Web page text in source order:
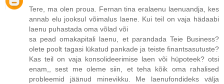
Tere, ma olen proua. Fernan tina eralaenu laenuandja, kes
annab elu jooksul võimalus laene. Kui teil on vaja hädaabi
laenu puhastada oma võlad või
sa pead omakapitali laenu, et parandada Teie Business?
olete poolt tagasi lükatud pankade ja teiste finantsasutuste?
Kas teil on vaja konsolideerimise laen või hüpoteek? otsi
enam,, sest me oleme siin, et teha kõik oma rahalised
probleemid jäänud minevikku. Me laenufondideks välja